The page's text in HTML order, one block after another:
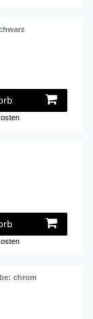
chrom